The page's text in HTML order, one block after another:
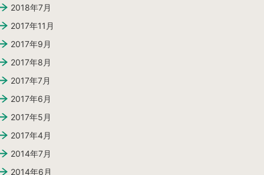
2018年7月
2017年11月
2017年9月
2017年8月
2017年7月
2017年6月
2017年5月
2017年4月
2014年7月
2014年6月